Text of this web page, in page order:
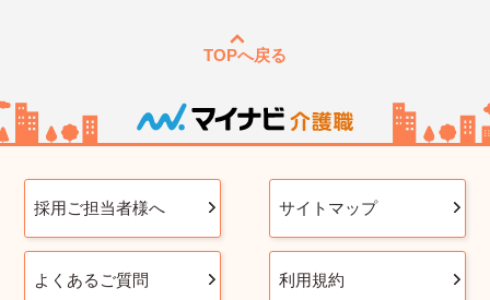
TOPへ戻る
採用ご担当者様へ サイトマップ
よくあるご質問 利用規約